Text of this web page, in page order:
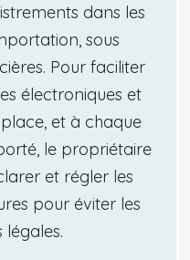
dans les
sous
Pour faciliter
électroniques et
et à chaque
le propriétaire
et régler les
pour éviter les